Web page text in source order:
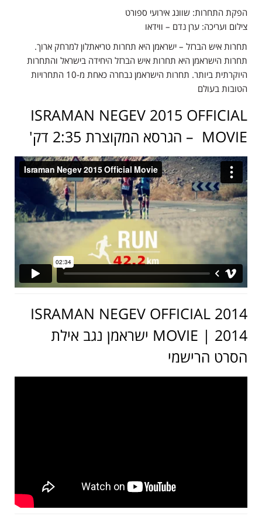
הפקת התחרות: שוונג אירועי ספורט
צילום ועריכה: ערן נדם – ווידאו
תחרות איש הברזל – ישראמן היא תחרות טריאתלון למרחק ארוך.
תחרות הישראמן היא תחרות איש הברזל היחידה בישראל והתחרות
היוקרתית ביותר. תחרות הישראמן נבחרה כאחת מ-10 התחרויות
הטובות בעולם
ISRAMAN NEGEV 2015 OFFICIAL
MOVIE – הגרסא המקוצרת 2:35 דק'
2014 ISRAMAN NEGEV OFFICIAL
MOVIE | 2014 ישראמן נגב אילת
הסרט הרישמי